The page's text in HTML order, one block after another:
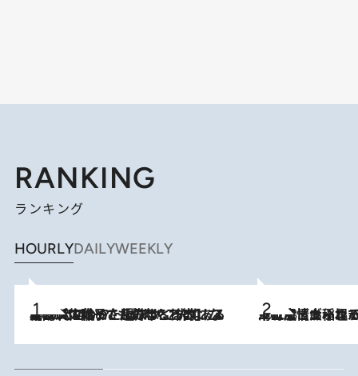
RANKING
ランキング
HOURLYDAILYWEEKLY
2026.8.5
【阿川佐和子さんの年とる力】なぜ70代で始めた趣味は“こんなに楽しい”のか？ ピアノ、俳句…スランプに陥っても続けられる“ある秘訣”とは 2026.8.5
下町風情あふれる台北屈指の人気エリア・大稲埕でセンスのいい台湾土産《ヴ